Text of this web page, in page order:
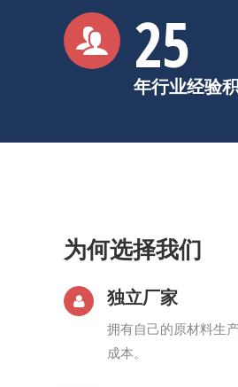
25
年行业经验
为何选择我们
独立厂家
拥有自己的原材料生
成本。